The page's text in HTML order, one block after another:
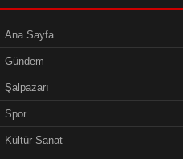
Ana Sayfa
Gündem
Şalpazarı
Spor
Kültür-Sanat